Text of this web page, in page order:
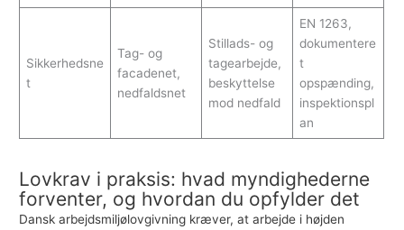
Sikkerhedsne
t
Tag- og
facadenet,
nedfaldsnet
Stillads- og
tagearbejde,
beskyttelse
mod nedfald
EN 1263,
dokumentere
t
opspænding,
inspektionspl
an
Lovkrav i praksis: hvad myndighederne
forventer, og hvordan du opfylder det
Dansk arbejdsmiljølovgivning kræver, at arbejde i højden